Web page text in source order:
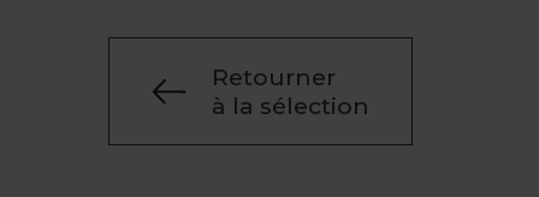
Retourner
à la sélection